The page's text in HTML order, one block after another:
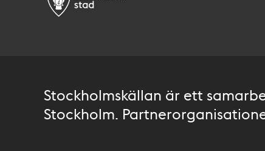
Stockholmskällan är ett
Stockholm.